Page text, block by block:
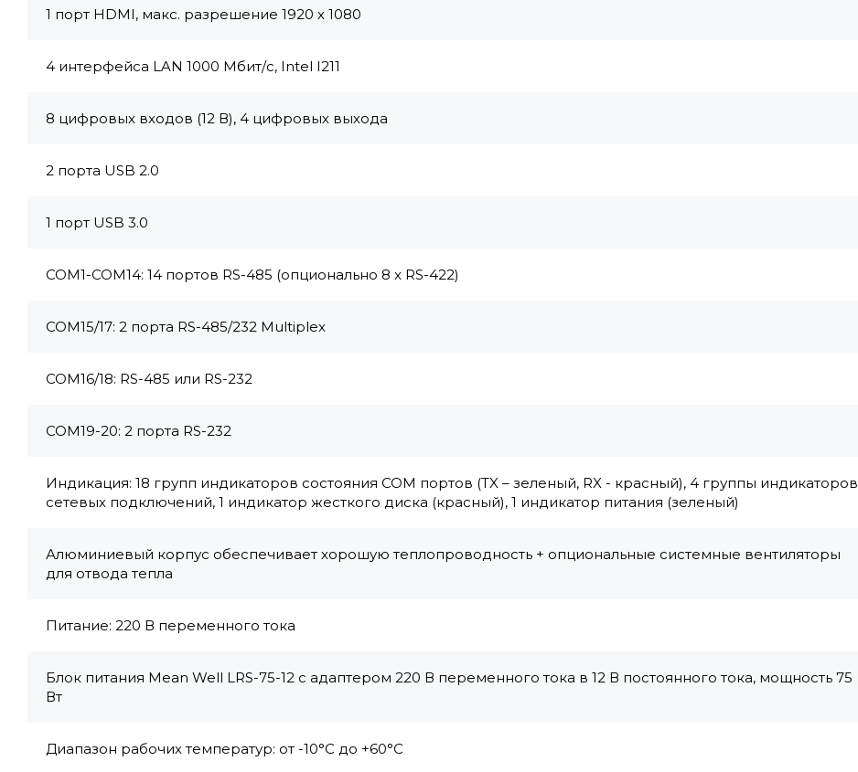
1 порт HDMI, макс. разрешение 1920 х 1080
4 интерфейса LAN 1000 Мбит/с, Intel I211
8 цифровых входов (12 В), 4 цифровых выхода
2 порта USB 2.0
1 порт USB 3.0
COM1-COM14: 14 портов RS-485 (опционально 8 x RS-422)
COM15/17: 2 порта RS-485/232 Multiplex
COM16/18: RS-485 или RS-232
COM19-20: 2 порта RS-232
Индикация: 18 групп индикаторов состояния COM портов (TX – зеленый, RX - красный), 4 группы индикаторов
сетевых подключений, 1 индикатор жесткого диска (красный), 1 индикатор питания (зеленый)
Алюминиевый корпус обеспечивает хорошую теплопроводность + опциональные системные вентиляторы
для отвода тепла
Питание: 220 В переменного тока
Блок питания Mean Well LRS-75-12 с адаптером 220 В переменного тока в 12 В постоянного тока, мощность 75
Вт
Диапазон рабочих температур: от -10°С до +60°С